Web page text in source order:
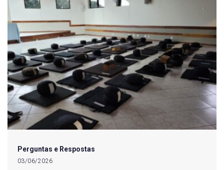
Perguntas e Respostas
03/06/2026